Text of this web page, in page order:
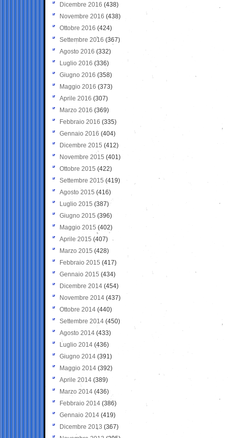
Dicembre 2016 (438)
Novembre 2016 (438)
Ottobre 2016 (424)
Settembre 2016 (367)
Agosto 2016 (332)
Luglio 2016 (336)
Giugno 2016 (358)
Maggio 2016 (373)
Aprile 2016 (307)
Marzo 2016 (369)
Febbraio 2016 (335)
Gennaio 2016 (404)
Dicembre 2015 (412)
Novembre 2015 (401)
Ottobre 2015 (422)
Settembre 2015 (419)
Agosto 2015 (416)
Luglio 2015 (387)
Giugno 2015 (396)
Maggio 2015 (402)
Aprile 2015 (407)
Marzo 2015 (428)
Febbraio 2015 (417)
Gennaio 2015 (434)
Dicembre 2014 (454)
Novembre 2014 (437)
Ottobre 2014 (440)
Settembre 2014 (450)
Agosto 2014 (433)
Luglio 2014 (436)
Giugno 2014 (391)
Maggio 2014 (392)
Aprile 2014 (389)
Marzo 2014 (436)
Febbraio 2014 (386)
Gennaio 2014 (419)
Dicembre 2013 (367)